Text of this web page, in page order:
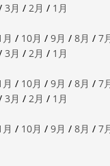
3月 / 2月 / 1月
/ 10月 / 9月 / 8月 / 7
3月 / 2月 / 1月
/ 10月 / 9月 / 8月 / 7
3月 / 2月 / 1月
/ 10月 / 9月 / 8月 / 7